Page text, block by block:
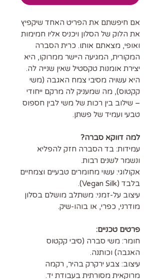
אם חיפשתם את הפריט האחד שיקפיץ
את הלוק של הסלון ויכניס אליו חמימות
ואופי, מצאתם אותו. כרית הסברה
המקורית, המגיעה היישר ממרוקו, היא
יצירת אומנות טקסטיל שאין שנייה לה.
היא עשויה מסיבי צמח האגבה (משי
קקטוס), מה שמעניק לה מרקם ייחודי
– שילוב בין רכות של משי לבין חספוס
טבעי ועמיד של פשתן.
למה דווקא סברה?
עמידות: בד הסברה חזק להפליא
ונשמר לשנים רבות.
אקולוגי: עשוי מחומרים טבעיים וצמחיים
בלבד (Vegan Silk).
עיצוב על-זמני: משתלב מושלם בסלון
מודרני, כפרי, או בוהו-שיק.
פרטים טכניים:
חומר: משי סברה (סיבי קקטוס
האגבה) וכותנה.
עיצוב: צבע ירקרק בהיר, רקמה
מרוקאית מסורתית בעבודת יד.